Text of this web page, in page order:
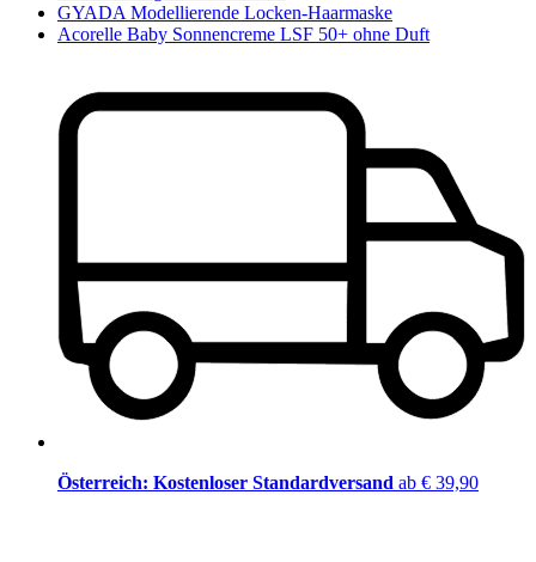
GYADA Modellierende Locken-Haarmaske
Acorelle Baby Sonnencreme LSF 50+ ohne Duft
Österreich: Kostenloser Standardversand ab € 39,90